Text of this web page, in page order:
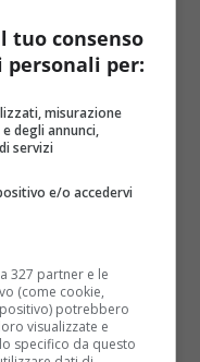
e accettare
a giocare!
tuo consenso
per:
misurazione
degli annunci,
servizi
e/o accedervi
327 partner e le
(come cookie,
potrebbero
visualizzate e
specifico da questo